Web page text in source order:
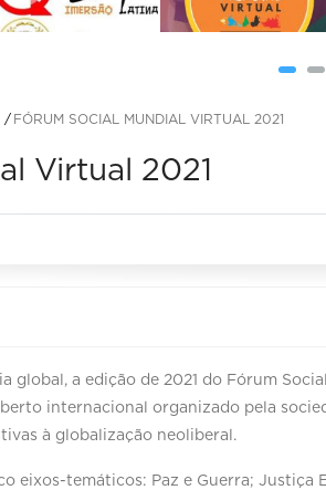
FÓRUM SOCIAL MUNDIAL VIRTUAL 2021
Virtual 2021
global, a edição de 2021 do Fórum
internacional organizado pela
à globalização neoliberal.
eixos-temáticos: Paz e Guerra; Justiça